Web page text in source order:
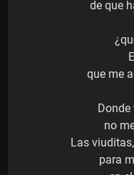
de que
que me
no
Las
para